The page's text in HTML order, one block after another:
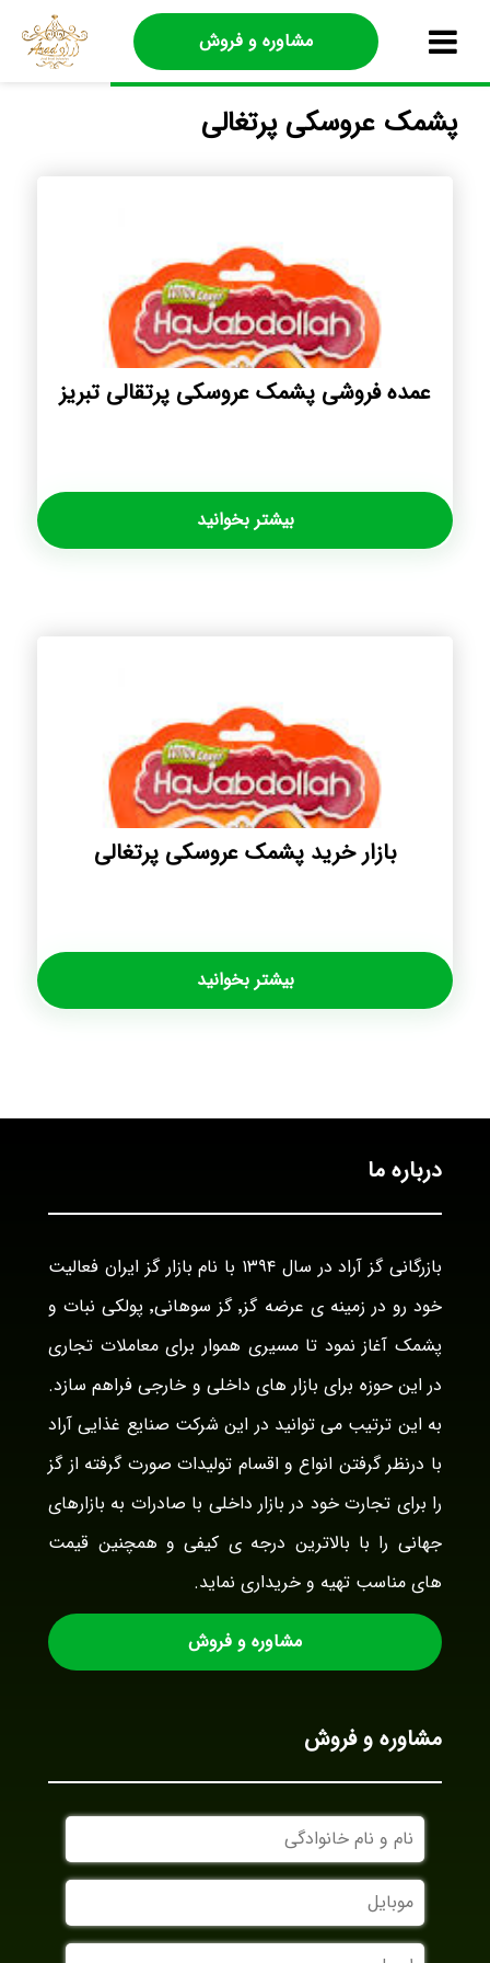
مشاوره و فروش
پشمک عروسکی پرتغالی
عمده فروشی پشمک عروسکی پرتقالی تبریز
بیشتر بخوانید
بازار خرید پشمک عروسکی پرتغالی
بیشتر بخوانید
درباره ما
بازرگانی گز آراد در سال ۱۳۹۴ با نام بازار گز ایران فعالیت
خود رو در زمینه ی عرضه گز٬ گز سوهانی٬ پولکی نبات و
پشمک آغاز نمود تا مسیری هموار برای معاملات تجاری
در این حوزه برای بازار های داخلی و خارجی فراهم سازد.
به این ترتیب می توانید در این شرکت صنایع غذایی آراد
با درنظر گرفتن انواع و اقسام تولیدات صورت گرفته از گز
را برای تجارت خود در بازار داخلی با صادرات به بازارهای
جهانی را با بالاترین درجه ی کیفی و همچنین قیمت
های مناسب تهیه و خریداری نماید.
مشاوره و فروش
مشاوره و فروش
نام
و
نام
خانوادگی
موبایل
ایمیل